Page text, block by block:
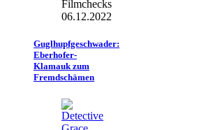
Filmchecks
06.12.2022
Guglhupfgeschwader:
Eberhofer-
Klamauk zum
Fremdschämen